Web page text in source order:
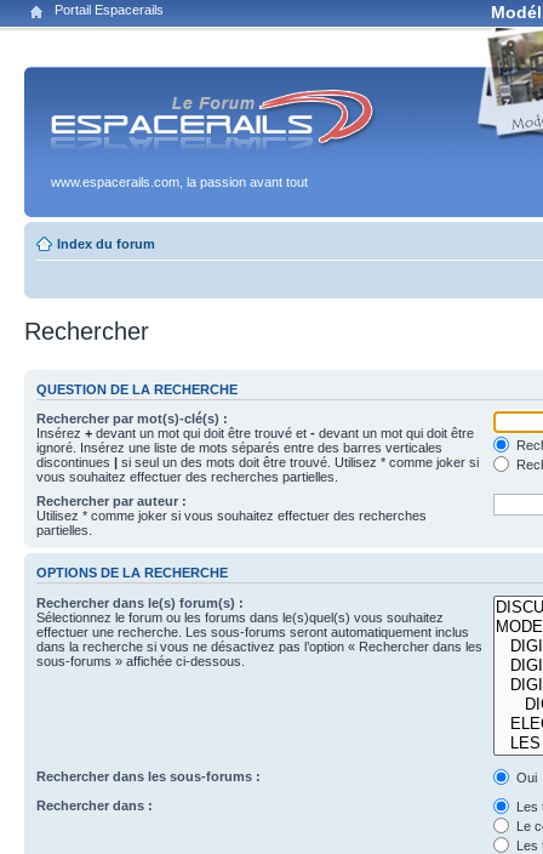
Portail Espacerails
www.espacerails.com, la passion avant tout
Index du forum
Rechercher
QUESTION DE LA RECHERCHE
Rechercher par mot(s)-clé(s) :
Insérez + devant un mot qui doit être trouvé et - devant un mot qui doit être
ignoré. Insérez une liste de mots séparés entre des barres verticales
discontinues | si seul un des mots doit être trouvé. Utilisez * comme joker si
vous souhaitez effectuer des recherches partielles.
Rechercher par auteur :
Utilisez * comme joker si vous souhaitez effectuer des recherches
partielles.
OPTIONS DE LA RECHERCHE
Rechercher dans le(s) forum(s) :
Sélectionnez le forum ou les forums dans le(s)quel(s) vous souhaitez
effectuer une recherche. Les sous-forums seront automatiquement inclus
dans la recherche si vous ne désactivez pas l’option « Rechercher dans les
sous-forums » affichée ci-dessous.
Rechercher dans les sous-forums :
Oui
Rechercher dans :
Les
Le
Les